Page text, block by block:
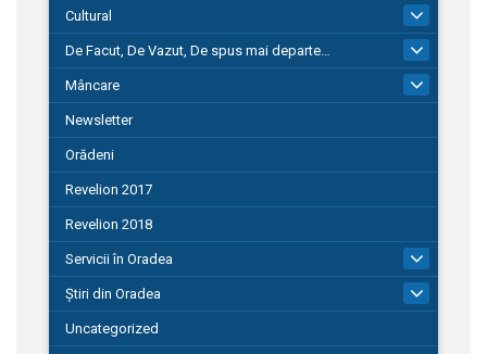
Cultural
De Facut, De Vazut, De spus mai departe…
580
Mâncare
Newsletter
Orădeni
Revelion 2017
Revelion 2018
Servicii în Oradea
Știri din Oradea
Uncategorized